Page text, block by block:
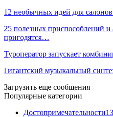
12 необычных идей для
25 полезных приспособлений и
пригодятся…
Туроператор запускает
Гигантский музыкальный
Загрузить еще сообщения
Популярные категории
Достопримечательности